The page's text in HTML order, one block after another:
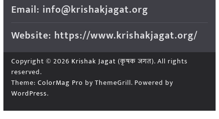
Email: info@krishakjagat.org
Website: https://www.krishakjagat.org/
Copyright © 2026 Krishak Jagat (कृषक जगत). All rights
reserved.
Theme: ColorMag Pro by ThemeGrill. Powered by
WordPress.